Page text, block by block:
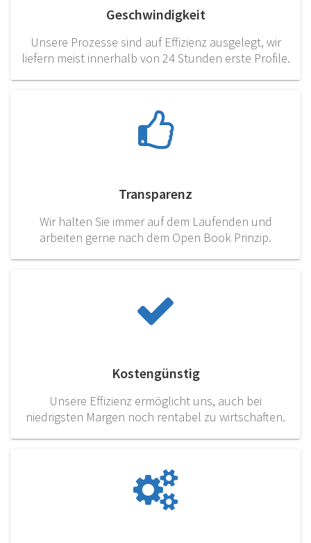
Geschwindigkeit
Unsere Prozesse sind auf Effizienz ausgelegt, wir
liefern meist innerhalb von 24 Stunden erste Profile.
Transparenz
Wir halten Sie immer auf dem Laufenden und
arbeiten gerne nach dem Open Book Prinzip.
Kostengünstig
Unsere Effizienz ermöglicht uns, auch bei
niedrigsten Margen noch rentabel zu wirtschaften.